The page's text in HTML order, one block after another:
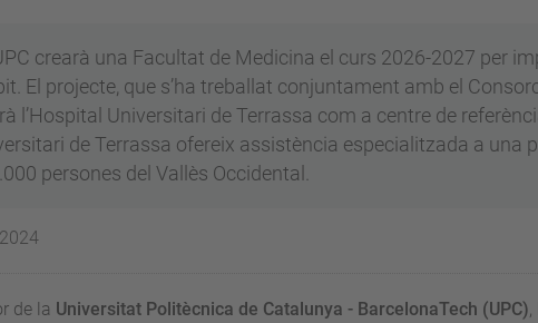
crearà una Facultat de Medicina el curs 2026-2027 per
El projecte, que s’ha treballat conjuntament amb el
l’Hospital Universitari de Terrassa com a centre de
de Terrassa ofereix assistència especialitzada a una
persones del Vallès Occidental.
de la Universitat Politècnica de Catalunya - BarcelonaTech (UPC)